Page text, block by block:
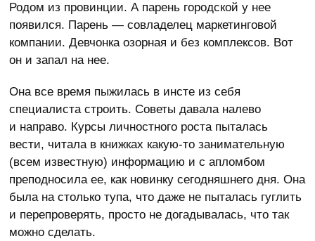
Родом из провинции. А парень городской у нее
появился. Парень — совладелец маркетинговой
компании. Девчонка озорная и без комплексов. Вот
он и запал на нее.
Она все время пыжилась в инсте из себя
специалиста строить. Советы давала налево
и направо. Курсы личностного роста пыталась
вести, читала в книжках какую-то занимательную
(всем известную) информацию и с апломбом
преподносила ее, как новинку сегодняшнего дня. Она
была на столько тупа, что даже не пыталась гуглить
и перепроверять, просто не догадывалась, что так
можно сделать.